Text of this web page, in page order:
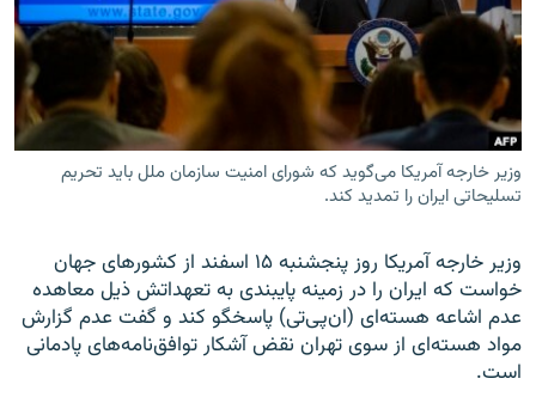
زبان‌های دیگر
وزیر خارجه آمریکا می‌گوید که شورای امنیت سازمان ملل باید تحریم
تسلیحاتی ایران را تمدید کند.
وزیر خارجه آمریکا روز پنجشنبه ۱۵ اسفند از کشورهای جهان
خواست که ایران را در زمینه پایبندی به تعهداتش ذیل معاهده
عدم اشاعه هسته‌ای (ان‌پی‌تی) پاسخگو کند و گفت عدم گزارش
مواد هسته‌ای از سوی تهران نقض آشکار توافق‌نامه‌های پادمانی
است.